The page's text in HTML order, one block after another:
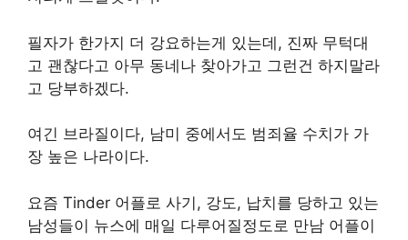
필자가 한가지 더 강요하는게 있는데, 진짜 무턱대
고 괜찮다고 아무 동네나 찾아가고 그런건 하지말라
고 당부하겠다.
여긴 브라질이다, 남미 중에서도 범죄율 수치가 가
장 높은 나라이다.
요즘 Tinder 어플로 사기, 강도, 납치를 당하고 있는
남성들이 뉴스에 매일 다루어질정도로 만남 어플이